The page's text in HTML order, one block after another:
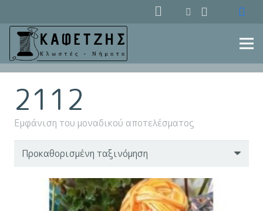
2112
Εμφάνιση του μοναδικού αποτελέσματος